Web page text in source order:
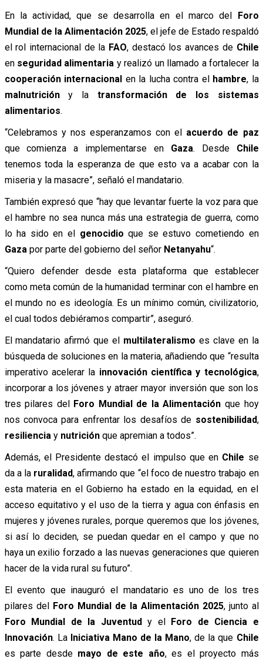
En la actividad, que se desarrolla en el marco del Foro
Mundial de la Alimentación 2025, el jefe de Estado respaldó
el rol internacional de la FAO, destacó los avances de Chile
en seguridad alimentaria y realizó un llamado a fortalecer la
cooperación internacional en la lucha contra el hambre, la
malnutricióny la transformación de los sistemas
alimentarios.
“Celebramos y nos esperanzamos con el acuerdo de paz
que comienza a implementarse en Gaza. Desde Chile
tenemos toda la esperanza de que esto va a acabar con la
miseria y la masacre”, señaló el mandatario.
También expresó que “hay que levantar fuerte la voz para que
el hambre no sea nunca más una estrategia de guerra, como
lo ha sido en el genocidio que se estuvo cometiendo en
Gaza por parte del gobierno del señor Netanyahu“.
“Quiero defender desde esta plataforma que establecer
como meta común de la humanidad terminar con el hambre en
el mundo no es ideología. Es un mínimo común, civilizatorio,
el cual todos debiéramos compartir”, aseguró.
El mandatario afirmó que el multilateralismo es clave en la
búsqueda de soluciones en la materia, añadiendo que “resulta
imperativo acelerar la innovación científica y tecnológica,
incorporar a los jóvenes y atraer mayor inversión que son los
tres pilares del Foro Mundial de la Alimentación que hoy
nos convoca para enfrentar los desafíos de sostenibilidad,
resiliencia y nutriciónque apremian a todos”.
Además, el Presidente destacó el impulso que en Chile se
da a la ruralidad, afirmando que “el foco de nuestro trabajo en
esta materia en el Gobierno ha estado en la equidad, en el
acceso equitativo y el uso de la tierra y agua con énfasis en
mujeres y jóvenes rurales, porque queremos que los jóvenes,
si así lo deciden, se puedan quedar en el campo y que no
haya un exilio forzado a las nuevas generaciones que quieren
hacer de la vida rural su futuro”.
El evento que inauguró el mandatario es uno de los tres
pilares del Foro Mundial de la Alimentación 2025, junto al
Foro Mundial de la Juventudy el Foro de Ciencia e
Innovación. La Iniciativa Mano de la Mano, de la que Chile
es parte desde mayo de este año, es el proyecto más